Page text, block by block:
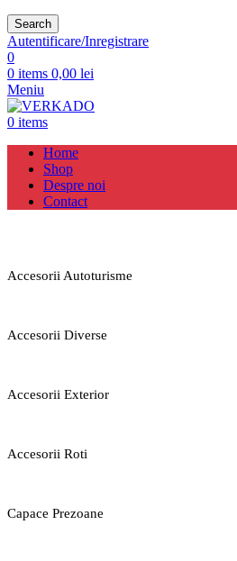
Search
Autentificare/Inregistrare
0
0 items 0,00 lei
Meniu
0 items
Home
Shop
Despre noi
Contact
Accesorii Autoturisme
Accesorii Diverse
Accesorii Exterior
Accesorii Roti
Capace Prezoane